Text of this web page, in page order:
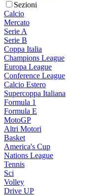
Sezioni
Calcio
Mercato
Serie A
Serie B
Coppa Italia
Champions League
Europa League
Conference League
Calcio Estero
Supercoppa Italiana
Formula 1
Formula E
MotoGP
Altri Motori
Basket
America's Cup
Nations League
Tennis
Sci
Volley
Drive UP